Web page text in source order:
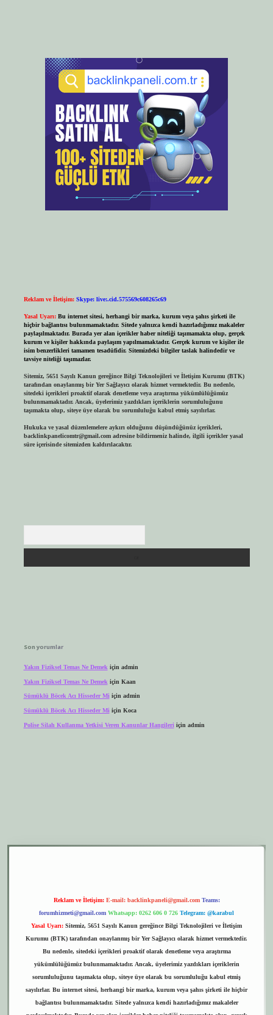
Reklam ve İletişim: Skype: live:.cid.575569c608265c69
Yasal Uyarı: Bu internet sitesi, herhangi bir marka, kurum veya şahıs şirketi ile
hiçbir bağlantısı bulunmamaktadır. Sitede yalnızca kendi hazırladığımız makaleler
paylaşılmaktadır. Burada yer alan içerikler haber niteliği taşımamakta olup, gerçek
kurum ve kişiler hakkında paylaşım yapılmamaktadır. Gerçek kurum ve kişiler ile
isim benzerlikleri tamamen tesadüfidir. Sitemizdeki bilgiler taslak halindedir ve
tavsiye niteliği taşımazlar.
Sitemiz, 5651 Sayılı Kanun gereğince Bilgi Teknolojileri ve İletişim Kurumu (BTK)
tarafından onaylanmış bir Yer Sağlayıcı olarak hizmet vermektedir. Bu nedenle,
sitedeki içerikleri proaktif olarak denetleme veya araştırma yükümlülüğümüz
bulunmamaktadır. Ancak, üyelerimiz yazdıkları içeriklerin sorumluluğunu
taşımakta olup, siteye üye olarak bu sorumluluğu kabul etmiş sayılırlar.
Hukuka ve yasal düzenlemelere aykırı olduğunu düşündüğünüz içerikleri,
backlinkpanelicomtr@gmail.comadresine bildirmeniz halinde, ilgili içerikler yasal
süre içerisinde sitemizden kaldırılacaktır.
Son yorumlar
Yakın Fiziksel Temas Ne Demek için admin
Yakın Fiziksel Temas Ne Demek için Kaan
Sümüklü Böcek Acı Hisseder Miiçin admin
Sümüklü Böcek Acı Hisseder Mi için Koca
Polise Silah Kullanma Yetkisi Veren Kanunlar Hangileri için admin
Reklam ve İletişim: E-mail: backlinkpaneli@gmail.com Teams:
forumhizmeti@gmail.com Whatsapp: 0262 606 0 726 Telegram: @karabul
Yasal Uyarı: Sitemiz, 5651 Sayılı Kanun gereğince Bilgi Teknolojileri ve İletişim
Kurumu (BTK) tarafından onaylanmış bir Yer Sağlayıcı olarak hizmet vermektedir.
Bu nedenle, sitedeki içerikleri proaktif olarak denetleme veya araştırma
yükümlülüğümüz bulunmamaktadır. Ancak, üyelerimiz yazdıkları içeriklerin
sorumluluğunu taşımakta olup, siteye üye olarak bu sorumluluğu kabul etmiş
sayılırlar. Bu internet sitesi, herhangi bir marka, kurum veya şahıs şirketi ile hiçbir
bağlantısı bulunmamaktadır. Sitede yalnızca kendi hazırladığımız makaleler